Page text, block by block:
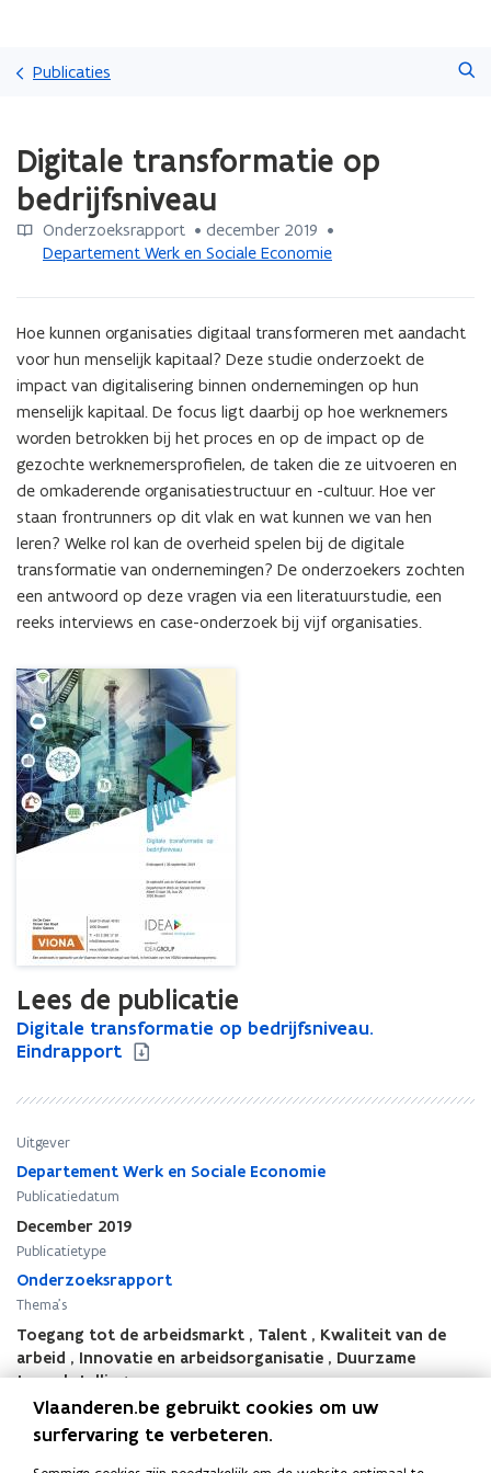
gaan
Publicaties
met
laden.
bevindt
zich
op
bedrijfsniveau
Digitale transformatie op
bedrijfsniveau
Onderzoeksrapport • december 2019 •
Departement Werk en Sociale Economie
Hoe kunnen organisaties digitaal transformeren met aandacht
voor hun menselijk kapitaal? Deze studie onderzoekt de
impact van digitalisering binnen ondernemingen op hun
menselijk kapitaal. De focus ligt daarbij op hoe werknemers
worden betrokken bij het proces en op de impact op de
gezochte werknemersprofielen, de taken die ze uitvoeren en
de omkaderende organisatiestructuur en -cultuur. Hoe ver
staan frontrunners op dit vlak en wat kunnen we van hen
leren? Welke rol kan de overheid spelen bij de digitale
transformatie van ondernemingen? De onderzoekers zochten
een antwoord op deze vragen via een literatuurstudie, een
reeks interviews en case-onderzoek bij vijf organisaties.
Lees de publicatie
D
i
i
a
l
e
r
a
n
s
f
o
r
Digitale transformatie op bedrijfsniveau.
Eindrapport
D
i
i
a
l
e
r
a
n
s
f
o
r
Uitgever
Departement Werk en Sociale Economie
Publicatiedatum
December 2019
Publicatietype
Onderzoeksrapport
Thema's
Toegang tot de arbeidsmarkt , Talent , Kwaliteit van de
arbeid , Innovatie en arbeidsorganisatie , Duurzame
tewerkstelling
Auteur(s)
IDEA Consult: An De Coen, Miriam Van Hoed, Dieter Somers
Vlaanderen.be gebruikt cookies om uw
surfervaring te verbeteren.